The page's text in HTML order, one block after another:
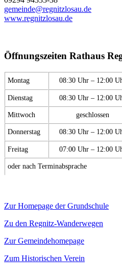
gemeinde@regnitzlosau.de
www.regnitzlosau.de
Öffnungszeiten Rathaus
Montag 08:30 Uhr – 12:00
Dienstag 08:30 Uhr – 12:00
Mittwoch geschlossen
Donnerstag 08:30 Uhr – 12:00
Freitag 07:00 Uhr – 12:00
oder nach Terminabsprache
Zur Homepage der Grundschule
Zu den Regnitz-Wanderwegen
Zur Gemeindehomepage
Zum Historischen Verein